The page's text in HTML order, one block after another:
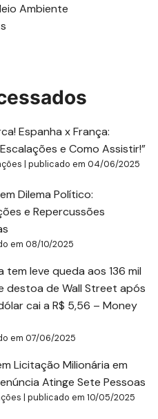
Ambiente
Espanha x França:
e Como Assistir!”
|publicado em 04/06/2025
Dilema Político:
e Repercussões
em 08/10/2025
tem leve queda aos 136 mil
destoa de Wall Street após
cai a R$ 5,56 – Money
em 07/06/2025
Licitação Milionária em
Atinge Sete Pessoas
|publicado em 10/05/2025